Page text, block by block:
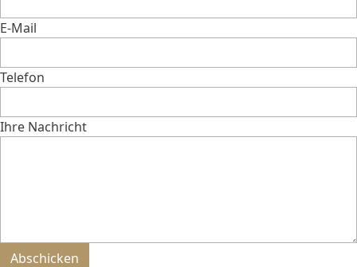
E-Mail
Telefon
Ihre Nachricht
Bitte nicht ausfüllen.
Abschicken